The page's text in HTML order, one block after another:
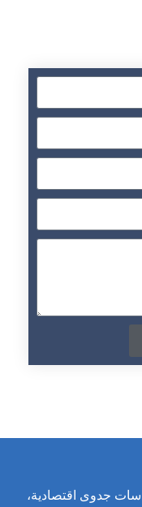
جدوى اقتصادية،